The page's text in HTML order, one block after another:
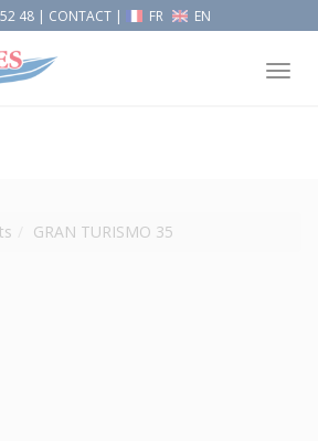
48| CONTACT| FR EN
GRAN TURISMO 35